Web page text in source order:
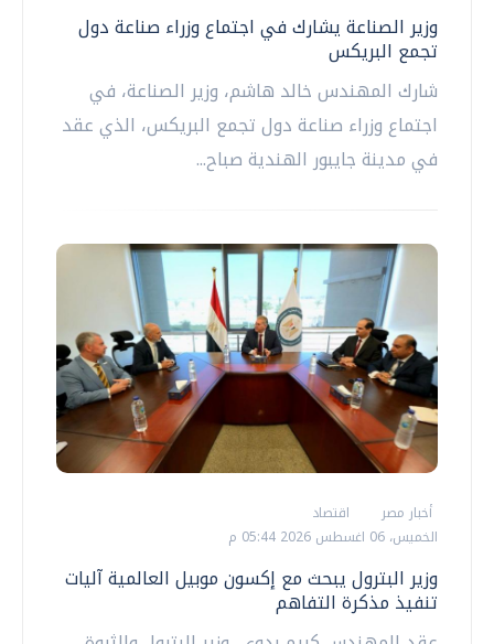
وزير الصناعة يشارك في اجتماع وزراء صناعة دول
تجمع البريكس
شارك المهندس خالد هاشم، وزير الصناعة، في
اجتماع وزراء صناعة دول تجمع البريكس، الذي عقد
في مدينة جايبور الهندية صباح...
أخبار مصر
اقتصاد
الخميس، 06 اغسطس 2026 05:44 م
وزير البترول يبحث مع إكسون موبيل العالمية آليات
تنفيذ مذكرة التفاهم